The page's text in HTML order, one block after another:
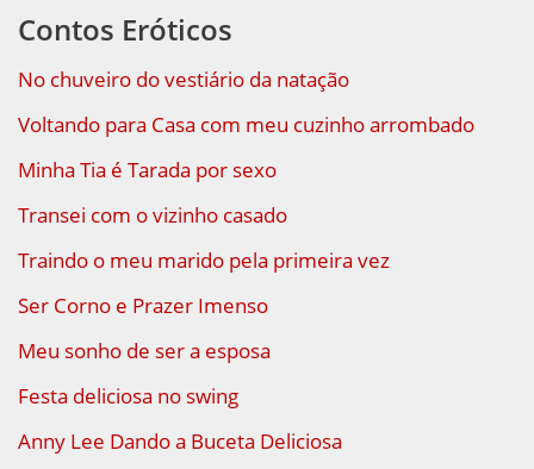
Contos Eróticos
No chuveiro do vestiário da natação
Voltando para Casa com meu cuzinho arrombado
Minha Tia é Tarada por sexo
Transei com o vizinho casado
Traindo o meu marido pela primeira vez
Ser Corno e Prazer Imenso
Meu sonho de ser a esposa
Festa deliciosa no swing
Anny Lee Dando a Buceta Deliciosa